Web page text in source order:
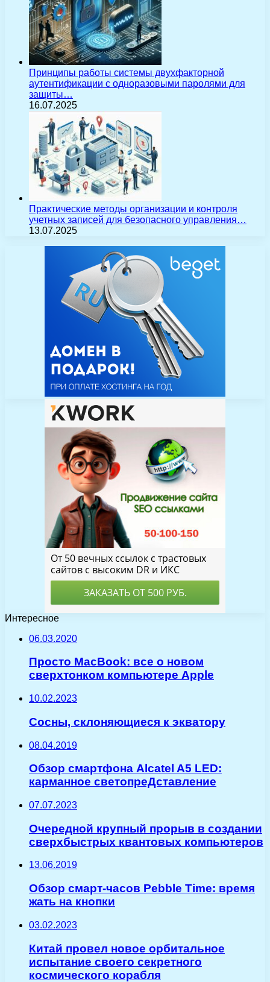
Принципы работы системы двухфакторной
аутентификации с одноразовыми паролями для
защиты…
16.07.2025
Практические методы организации и контроля
учетных записей для безопасного управления…
13.07.2025
Интересное
06.03.2020
Просто MacBook: все о новом
сверхтонком компьютере Apple
10.02.2023
Сосны, склоняющиеся к экватору
08.04.2019
Обзор смартфона Alcatel A5 LED:
карманное светопреДставление
07.07.2023
Очередной крупный прорыв в создании
сверхбыстрых квантовых компьютеров
13.06.2019
Обзор смарт-часов Pebble Time: время
жать на кнопки
03.02.2023
Китай провел новое орбитальное
испытание своего секретного
космического корабля